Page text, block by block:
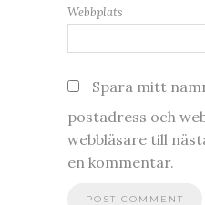
Webbplats
Spara mitt
postadress och
webbläsare till
en kommentar.